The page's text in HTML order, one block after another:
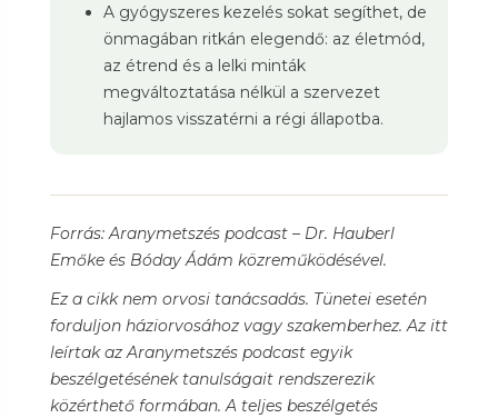
A gyógyszeres kezelés sokat segíthet, de
önmagában ritkán elegendő: az életmód,
az étrend és a lelki minták
megváltoztatása nélkül a szervezet
hajlamos visszatérni a régi állapotba.
Forrás: Aranymetszés podcast – Dr. Hauberl
Emőke és Bóday Ádám közreműködésével.
Ez a cikk nem orvosi tanácsadás. Tünetei esetén
forduljon háziorvosához vagy szakemberhez. Az itt
leírtak az Aranymetszés podcast egyik
beszélgetésének tanulságait rendszerezik
közérthető formában. A teljes beszélgetés